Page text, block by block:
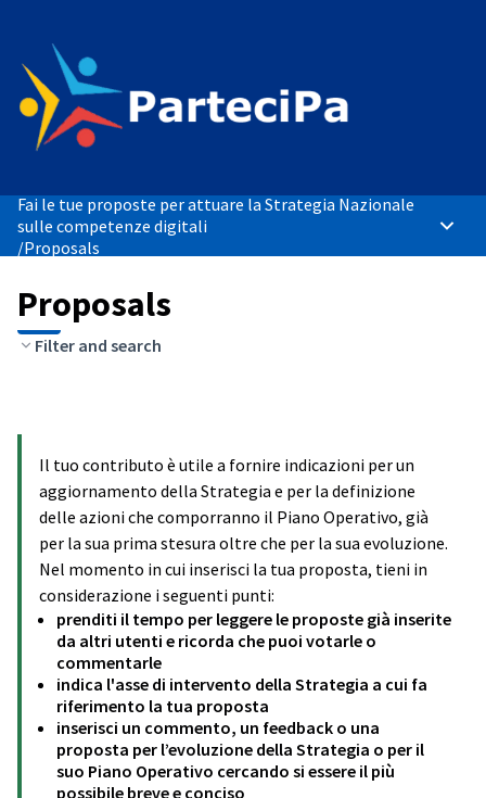
Fai le tue proposte per attuare la Strategia Nazionale
sulle competenze digitali
/Proposals
Main
Proposals
Filter and search
Il tuo contributo è utile a fornire indicazioni per un
aggiornamento della Strategia e per la definizione
delle azioni che comporranno il Piano Operativo, già
per la sua prima stesura oltre che per la sua evoluzione.
Nel momento in cui inserisci la tua proposta, tieni in
considerazione i seguenti punti:
prenditi il tempo per leggere le proposte già inserite
da altri utenti e ricorda che puoi votarle o
commentarle
indica l'asse di intervento della Strategia a cui fa
riferimento la tua proposta
inserisci un commento, un feedback o una
proposta per l’evoluzione della Strategia o per il
suo Piano Operativo cercando si essere il più
possibile breve e conciso